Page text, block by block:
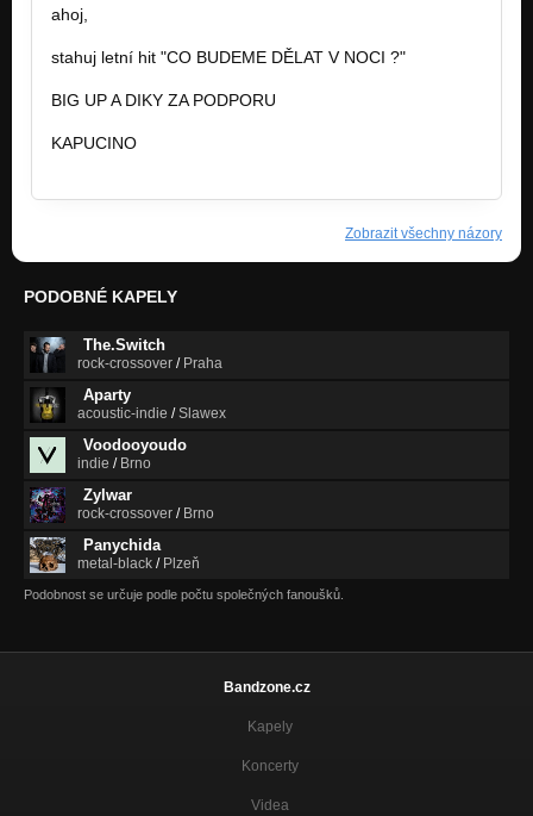
ahoj,
stahuj letní hit "CO BUDEME DĚLAT V NOCI ?"
BIG UP A DIKY ZA PODPORU
KAPUCINO
Zobrazit všechny názory
PODOBNÉ KAPELY
The.Switch
rock-crossover / Praha
Aparty
acoustic-indie /Slawex
Voodooyoudo
indie / Brno
Zylwar
rock-crossover / Brno
Panychida
metal-black / Plzeň
Podobnost se určuje podle počtu společných fanoušků.
Bandzone.cz
Kapely
Koncerty
Videa